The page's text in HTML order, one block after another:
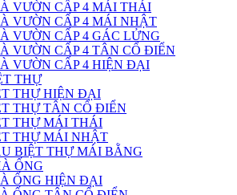
VƯỜN CẤP 4 MÁI THÁI
VƯỜN CẤP 4 MÁI NHẬT
VƯỜN CẤP 4 GÁC LỬNG
VƯỜN CẤP 4 TÂN CỔ ĐIỂN
VƯỜN CẤP 4 HIỆN ĐẠI
THỰ
THỰ HIỆN ĐẠI
THỰ TÂN CỔ ĐIỂN
THỰ MÁI THÁI
THỰ MÁI NHẬT
BIỆT THỰ MÁI BẰNG
ỐNG
ỐNG HIỆN ĐẠI